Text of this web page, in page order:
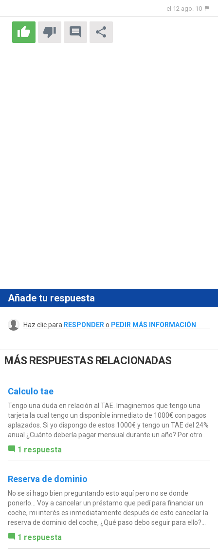
el 12 ago. 10
Añade tu respuesta
Haz clic para RESPONDER o PEDIR MÁS INFORMACIÓN
MÁS RESPUESTAS RELACIONADAS
Calculo tae
Tengo una duda en relación al TAE. Imaginemos que tengo una
tarjeta la cual tengo un disponible inmediato de 1000€ con pagos
aplazados. Si yo dispongo de estos 1000€ y tengo un TAE del 24%
anual ¿Cuánto debería pagar mensual durante un año? Por otro...
1 respuesta
Reserva de dominio
No se si hago bien preguntando esto aquí pero no se donde
ponerlo... Voy a cancelar un préstamo que pedí para financiar un
coche, mi interés es inmediatamente después de esto cancelar la
reserva de dominio del coche, ¿Qué paso debo seguir para ello?...
1 respuesta